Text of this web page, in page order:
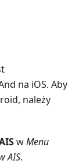
na iOS. Aby
należy
wMenu
AIS.